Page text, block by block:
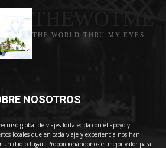
THE WORLD THRU MY EYES
NOSOTROS
global de viajes fortalecida con el apoyo y
locales que en cada viaje y experiencia nos han
o lugar. Proporcionándonos el mejor valor para